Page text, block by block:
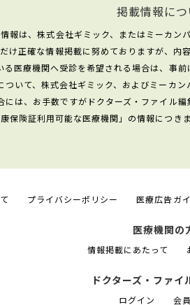
掲載情報につ
報は、株式会社ギミック、またはミーカン
け正確な情報掲載に努めておりますが、内
る医療機関へ受診を希望される場合は、事
いて、株式会社ギミック、およびミーカ
には、お手数ですがドクターズ・ファイル
保険証利用可能な医療機関」の情報につき
プライバシーポリシー 医療広告ガ
医療機関の
情報掲載にあたって
ドクターズ・ファイ
ログイン 会